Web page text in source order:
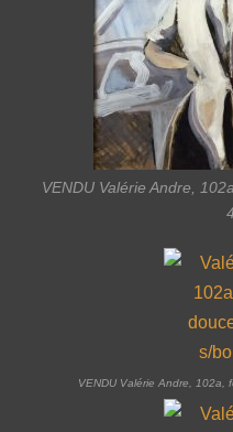
VENDU Valérie Andre,
VENDU Valérie Andre, 102a,